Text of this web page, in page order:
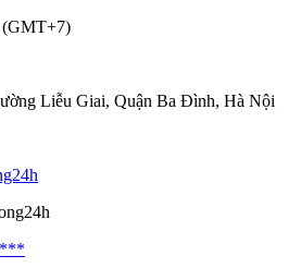
(GMT+7)
Liễu Giai, Quận Ba Đình, Hà Nội